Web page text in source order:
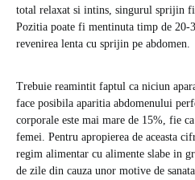
total relaxat si intins, singurul sprijin
Pozitia poate fi mentinuta timp de 20-
revenirea lenta cu sprijin pe abdomen.
Trebuie reamintit faptul ca niciun
face posibila aparitia abdomenului
corporale este mai mare de 15%, fie
femei. Pentru apropierea de aceasta
regim alimentar cu alimente slabe in
de zile din cauza unor motive de